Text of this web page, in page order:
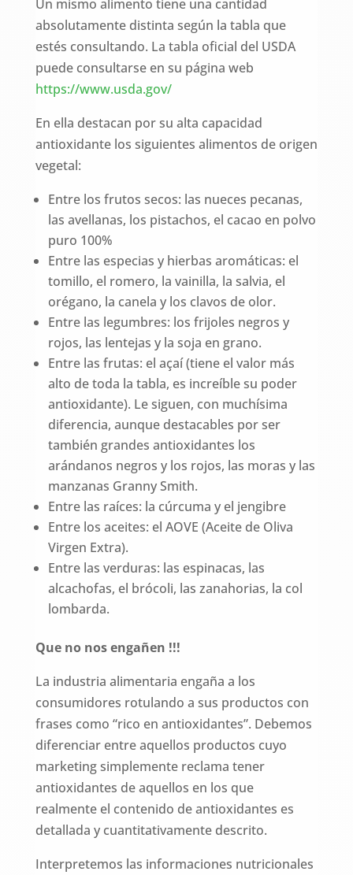
Un mismo alimento tiene una cantidad
absolutamente distinta según la tabla que
estés consultando. La tabla oficial del USDA
puede consultarse en su página web
https://www.usda.gov/
En ella destacan por su alta capacidad
antioxidante los siguientes alimentos de origen
vegetal:
Entre los frutos secos: las nueces pecanas,
las avellanas, los pistachos, el cacao en polvo
puro 100%
Entre las especias y hierbas aromáticas: el
tomillo, el romero, la vainilla, la salvia, el
orégano, la canela y los clavos de olor.
Entre las legumbres: los frijoles negros y
rojos, las lentejas y la soja en grano.
Entre las frutas: el açaí (tiene el valor más
alto de toda la tabla, es increíble su poder
antioxidante). Le siguen, con muchísima
diferencia, aunque destacables por ser
también grandes antioxidantes los
arándanos negros y los rojos, las moras y las
manzanas Granny Smith.
Entre las raíces: la cúrcuma y el jengibre
Entre los aceites: el AOVE (Aceite de Oliva
Virgen Extra).
Entre las verduras: las espinacas, las
alcachofas, el brócoli, las zanahorias, la col
lombarda.
Que no nos engañen !!!
La industria alimentaria engaña a los
consumidores rotulando a sus productos con
frases como “rico en antioxidantes”. Debemos
diferenciar entre aquellos productos cuyo
marketing simplemente reclama tener
antioxidantes de aquellos en los que
realmente el contenido de antioxidantes es
detallada y cuantitativamente descrito.
Interpretemos las informaciones nutricionales